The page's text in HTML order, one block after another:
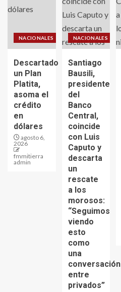
NACIONALES
Descartado
un Plan
Platita,
asoma el
crédito
en
dólares
agosto 6,
2026
fmmitierra
admin
NACIONALES
Santiago
Bausili,
presidente
del
Banco
Central,
coincide
con Luis
Caputo y
descarta
un
rescate
a los
morosos:
“Seguimos
viendo
esto
como
una
conversación
entre
privados”